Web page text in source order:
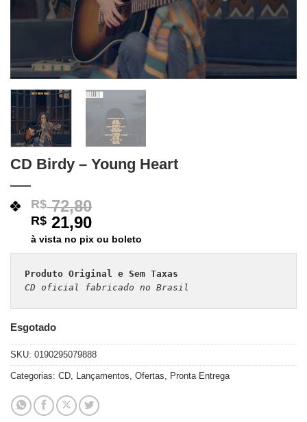
CD Birdy – Young Heart
R$72,80
R$ 21,90
à vista no pix ou boleto
Produto Original e Sem Taxas
CD oficial fabricado no Brasil
Esgotado
SKU: 0190295079888
Categorias: CD Lançamentos Ofertas Pronta Entrega